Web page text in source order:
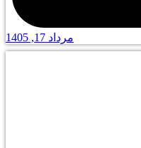
مرداد 17, 1405